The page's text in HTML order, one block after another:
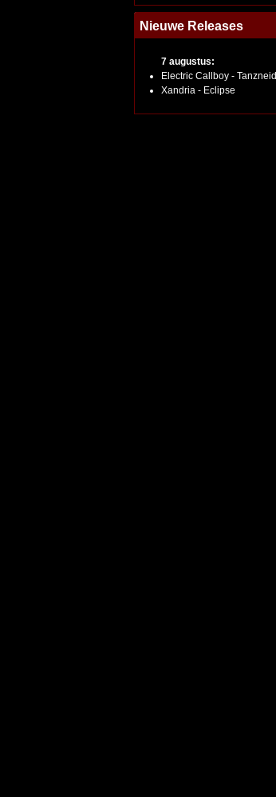
Nieuwe Releases
7 augustus:
Electric Callboy - Tanzneid
Xandria - Eclipse